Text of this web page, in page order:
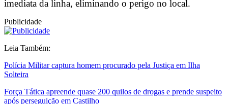
imediata da linha, eliminando o perigo no local.
Publicidade
Leia Também:
Polícia Militar captura homem procurado pela Justiça em Ilha
Solteira
Força Tática apreende quase 200 quilos de drogas e prende suspeito
após perseguição em Castilho